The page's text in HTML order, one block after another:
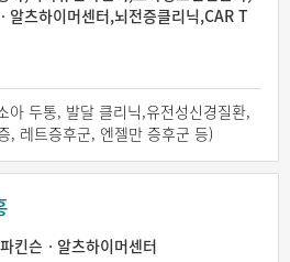
알츠하이머센터,뇌전증클리닉,CAR T
아 두통, 발달 클리닉,유전성신경질환,
, 레트증후군, 엔젤만 증후군 등)
킨슨ㆍ알츠하이머센터